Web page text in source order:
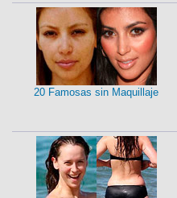
20 Famosas sin Maquillaje